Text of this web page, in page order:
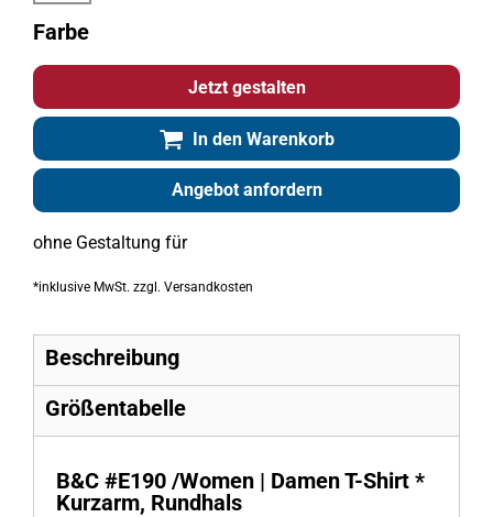
Farbe
Jetzt gestalten
In den Warenkorb
ohne Gestaltung für
*inklusive MwSt. zzgl. Versandkosten
Beschreibung
Größentabelle
B&C #E190 /Women | Damen T-Shirt *
Kurzarm, Rundhals
Angebot anfordern